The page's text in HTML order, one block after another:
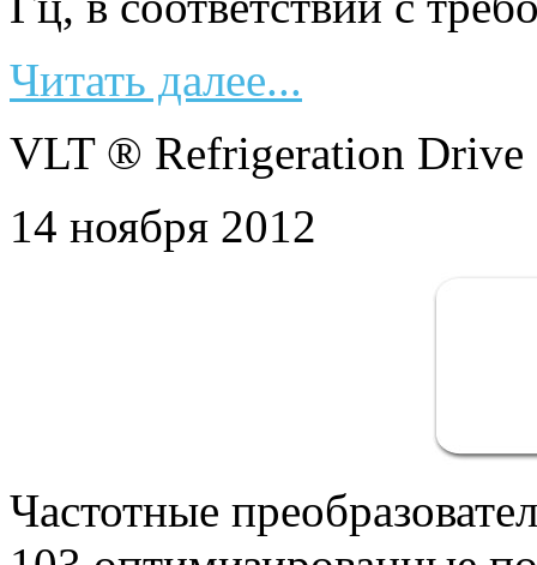
Читать далее...
VLT ® Refrigeration Drive
14 ноября 2012
Частотные